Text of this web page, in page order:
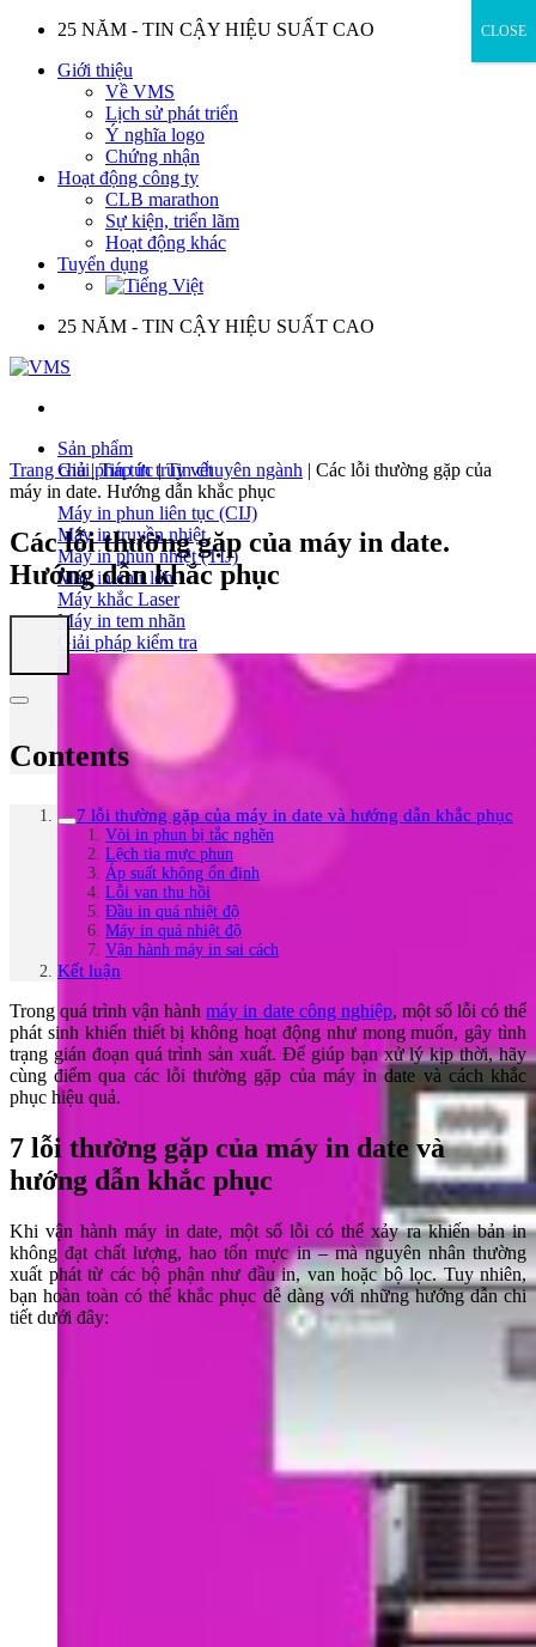
Skip
content
25 NĂM - TIN CẬY HIỆU SUẤT CAO
Giới thiệu
Về VMS
Lịch sử phát triển
Ý nghĩa logo
Chứng nhận
Hoạt động công ty
CLB marathon
Sự kiện, triển lãm
Hoạt động khác
Tuyển dụng
25 NĂM - TIN CẬY HIỆU SUẤT CAO
Sản phẩm
Giải pháp in truy vết
Máy in phun liên tục (CIJ)
Máy in truyền nhiệt
Máy in phun nhiệt (TIJ)
Máy in chữ lớn
Máy khắc Laser
Máy in tem nhãn
Giải pháp kiểm tra
Trang chủ|Tin tức|Tin chuyên ngành | Các lỗi thường gặp của
máy in date. Hướng dẫn khắc phục
Các lỗi thường gặp của máy in date.
Hướng dẫn khắc phục
Contents
7 lỗi thường gặp của máy in date và hướng dẫn khắc phục
Vòi in phun bị tắc nghẽn
Lệch tia mực phun
Áp suất không ổn định
Lỗi van thu hồi
Đầu in quá nhiệt độ
Máy in quá nhiệt độ
Vận hành máy in sai cách
Kết luận
Trong quá trình vận hànhmáy in date công nghiệp, một số lỗi có thể
phát sinh khiến thiết bị không hoạt động như mong muốn, gây tình
trạng gián đoạn quá trình sản xuất. Để giúp bạn xử lý kịp thời, hãy
cùng điểm qua các lỗi thường gặp của máy in date và cách khắc
phục hiệu quả.
7 lỗi thường gặp của máy in date và
hướng dẫn khắc phục
Khi vận hành máy in date, một số lỗi có thể xảy ra khiến bản in
không đạt chất lượng, hao tốn mực in – mà nguyên nhân thường
xuất phát từ các bộ phận như đầu in, van hoặc bộ lọc. Tuy nhiên,
bạn hoàn toàn có thể khắc phục dễ dàng với những hướng dẫn chi
tiết dưới đây:
CLOSE